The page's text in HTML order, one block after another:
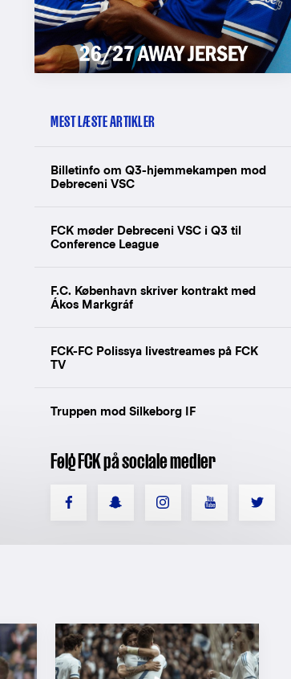
MEST LÆSTE ARTIKLER
Billetinfo om Q3-hjemmekampen mod
Debreceni VSC
FCK møder Debreceni VSC i Q3 til
Conference League
F.C. København skriver kontrakt med
Ákos Markgráf
FCK-FC Polissya livestreames på FCK
TV
Truppen mod Silkeborg IF
Følg FCK på sociale medier